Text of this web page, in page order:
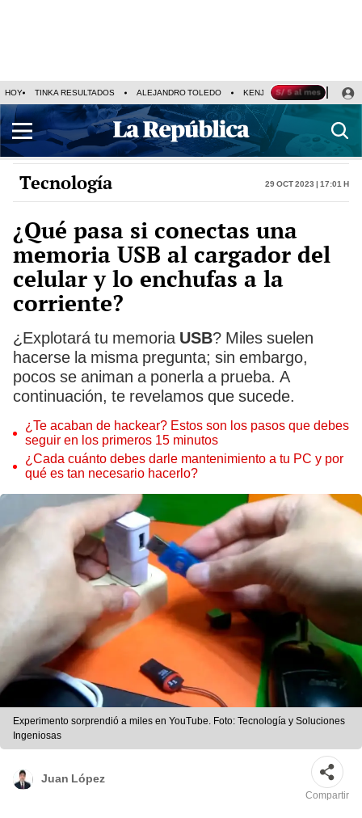
HOY TINKA RESULTADOS ALEJANDRO TOLEDO KENJI FUJIMORI
Tecnología 29 Oct 2023 | 17:01 h
¿Qué pasa si conectas una
memoria USB al cargador del
celular y lo enchufas a la
corriente?
¿Explotará tu memoria USB? Miles suelen
hacerse la misma pregunta; sin embargo,
pocos se animan a ponerla a prueba. A
continuación, te revelamos que sucede.
¿Te acaban de hackear? Estos son los pasos que debes
seguir en los primeros 15 minutos
¿Cada cuánto debes darle mantenimiento a tu PC y por
qué es tan necesario hacerlo?
Experimento sorprendió a miles en YouTube. Foto: Tecnología y Soluciones
Ingeniosas
Juan López
Compartir